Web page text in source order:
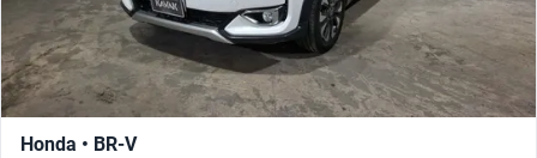
Honda • BR-V